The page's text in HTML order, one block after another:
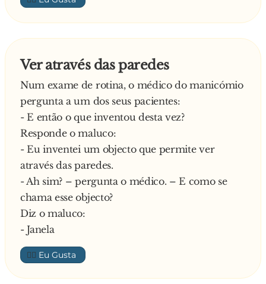
Ver através das paredes
Num exame de rotina, o médico do manicómio
pergunta a um dos seus pacientes:
- E então o que inventou desta vez?
Responde o maluco:
- Eu inventei um objecto que permite ver
através das paredes.
- Ah sim? – pergunta o médico. – E como se
chama esse objecto?
Diz o maluco:
- Janela
👍🏼